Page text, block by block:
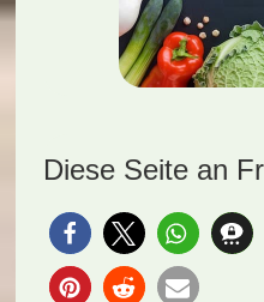
Diese Seite an